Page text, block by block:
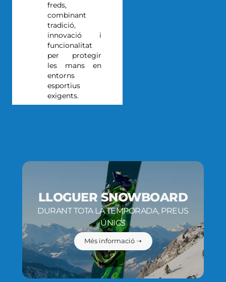
freds,
combinant
tradició,
innovació i
funcionalitat
per protegir
les mans en
entorns
esportius
exigents.
LLOGUER SNOWBOARD
DURANT TOTA LA TEMPORADA, PREUS
ÚNICS
Més informació ➝